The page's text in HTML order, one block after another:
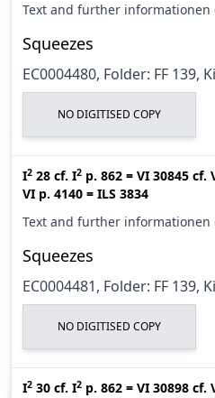
Text and further informationen
Squeezes
EC0004480, Folder: FF 139,
NO DIGITISED COPY
I2 28 cf. I2 p. 862 = VI 30845 cf.
VI p. 4140 = ILS 3834
Text and further informationen
Squeezes
EC0004481, Folder: FF 139,
NO DIGITISED COPY
I2 30 cf. I2 p. 862 = VI 30898 cf.